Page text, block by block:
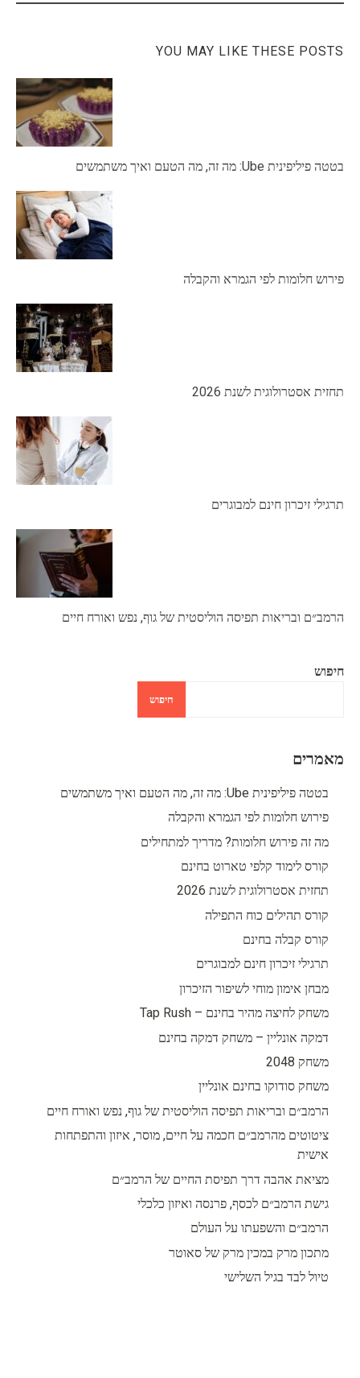
YOU MAY LIKE THESE POSTS
בטטה פיליפינית Ube: מה זה, מה הטעם ואיך משתמשים
פירוש חלומות לפי הגמרא והקבלה
תחזית אסטרולוגית לשנת 2026
תרגילי זיכרון חינם למבוגרים
הרמב״ם ובריאות תפיסה הוליסטית של גוף, נפש ואורח חיים
חיפוש
חיפוש
מאמרים
בטטה פיליפינית Ube: מה זה, מה הטעם ואיך משתמשים
פירוש חלומות לפי הגמרא והקבלה
מה זה פירוש חלומות? מדריך למתחילים
קורס לימוד קלפי טארוט בחינם
תחזית אסטרולוגית לשנת 2026
קורס תהילים כוח התפילה
קורס קבלה בחינם
תרגילי זיכרון חינם למבוגרים
מבחן אימון מוחי לשיפור הזיכרון
משחק לחיצה מהיר בחינם – Tap Rush
דמקה אונליין – משחק דמקה בחינם
משחק 2048
משחק סודוקו בחינם אונליין
הרמב״ם ובריאות תפיסה הוליסטית של גוף, נפש ואורח חיים
ציטוטים מהרמב״ם חכמה על חיים, מוסר, איזון והתפתחות
אישית
מציאת אהבה דרך תפיסת החיים של הרמב״ם
גישת הרמב״ם לכסף, פרנסה ואיזון כלכלי
הרמב״ם והשפעתו על העולם
מתכון מרק במכין מרק של סאוטר
טיול לבד בגיל השלישי